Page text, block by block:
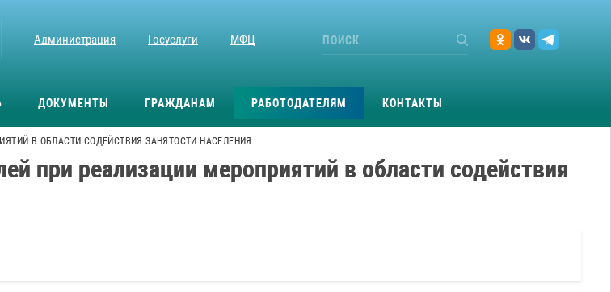
Администрация Госуслуги МФЦ
ДОКУМЕНТЫ ГРАЖДАНАМ РАБОТОДАТЕЛЯМ КОНТАКТЫ
В ОБЛАСТИ СОДЕЙСТВИЯ ЗАНЯТОСТИ НАСЕЛЕНИЯ
при реализации мероприятий в области содействия